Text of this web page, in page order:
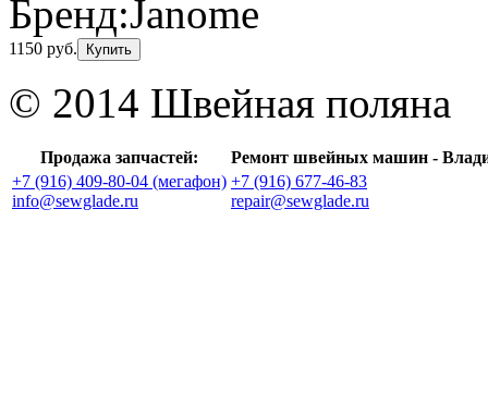
Бренд:Janome
1150 руб. Купить
© 2014 Швейная поляна
Продажа запчастей:
Ремонт швейных машин -
+7 (916) 409-80-04 (мегафон)
info@sewglade.ru
+7 (916) 677-46-83
repair@sewglade.ru